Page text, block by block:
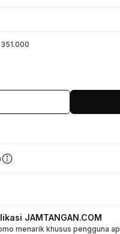
JAMTANGAN.COM
menarik khusus pengguna